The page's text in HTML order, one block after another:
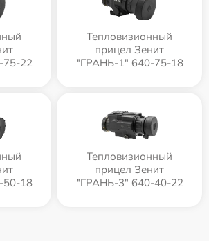
75-22
Тепловизионный
прицел Зенит
"ГРАНЬ-1" 640-75-18
50-18
Тепловизионный
прицел Зенит
"ГРАНЬ-3" 640-40-22